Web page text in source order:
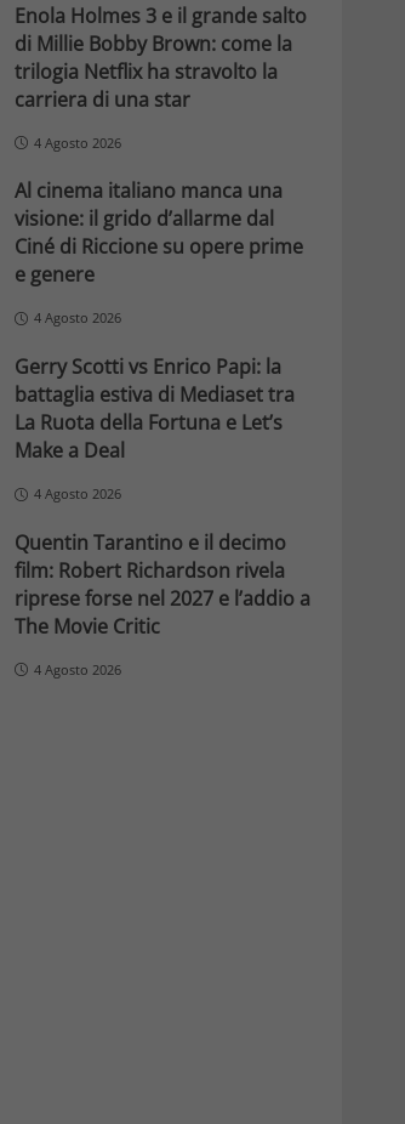
Enola Holmes 3 e il grande salto
di Millie Bobby Brown: come la
trilogia Netflix ha stravolto la
carriera di una star
4 Agosto 2026
Al cinema italiano manca una
visione: il grido d’allarme dal
Ciné di Riccione su opere prime
e genere
4 Agosto 2026
Gerry Scotti vs Enrico Papi: la
battaglia estiva di Mediaset tra
La Ruota della Fortuna e Let’s
Make a Deal
4 Agosto 2026
Quentin Tarantino e il decimo
film: Robert Richardson rivela
riprese forse nel 2027 e l’addio a
The Movie Critic
4 Agosto 2026